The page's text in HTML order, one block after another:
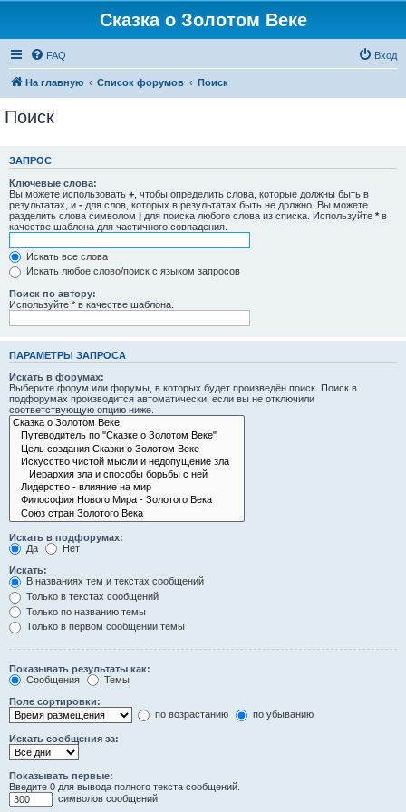
Сказка о Золотом Веке
FAQ Вход
На главную Список форумов Поиск
Поиск
ЗАПРОС
Ключевые слова:
Вы можете использовать + , чтобы определить слова, которые должны быть в
результатах, и - для слов, которых в результатах быть не должно. Вы можете
разделить слова символом | для поиска любого слова из списка. Используйте * в
качестве шаблона для частичного совпадения.
Искать все слова
Искать любое слово/поиск с языком запросов
Поиск по автору:
Используйте * в качестве шаблона.
ПАРАМЕТРЫ ЗАПРОСА
Искать в форумах:
Выберите форум или форумы, в которых будет произведён поиск. Поиск в
подфорумах производится автоматически, если вы не отключили
соответствующую опцию ниже.
Искать в подфорумах:
Да
Нет
Искать:
В названиях тем и текстах сообщений
Только в текстах сообщений
Только по названию темы
Только в первом сообщении темы
Показывать результаты как:
Сообщения
Темы
Поле сортировки:
по возрастанию
по убыванию
Искать сообщения за:
Показывать первые:
Введите 0 для вывода полного текста сообщений.
символов сообщений